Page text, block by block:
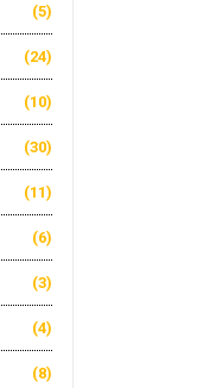
(5)
(24)
(10)
(30)
(11)
(6)
(3)
(4)
(8)